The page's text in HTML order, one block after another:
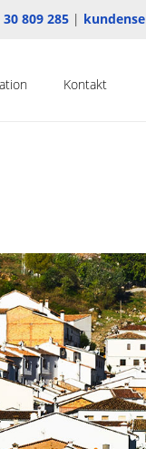
30 809 285|
Kontakt